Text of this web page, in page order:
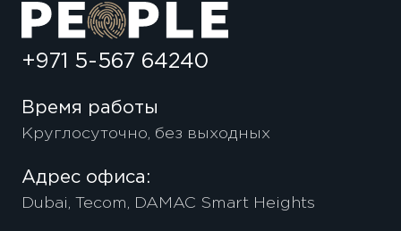
+971 5-567 64240
Время работы
Круглосуточно, без выходных
Адрес офиса:
Dubai, Tecom, DAMAC Smart Heights